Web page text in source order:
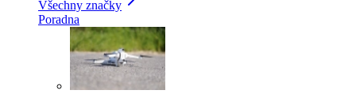
Všechny značky
Poradna